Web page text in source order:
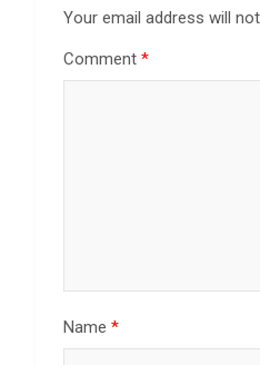
Your email address will
Comment *
Name *